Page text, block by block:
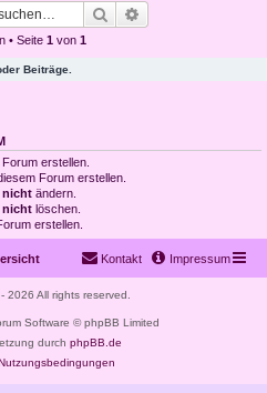
Suche
• Seite 1 von 1
Beiträge.
erstellen.
Forum erstellen.
nicht ändern.
nicht löschen.
erstellen.
Impressum
Kontakt
2026 All rights reserved.
Software © phpBB Limited
durch phpBB.de